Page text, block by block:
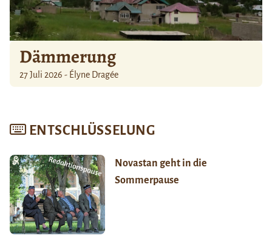
Dämmerung
27 Juli 2026 - Élyne Dragée
ENTSCHLÜSSELUNG
Novastan geht in die
Sommerpause